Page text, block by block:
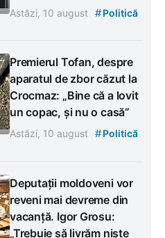
Astăzi, 10 august #Politică
Premierul Tofan, despre
aparatul de zbor căzut la
Crocmaz: „Bine că a lovit
un copac, și nu o casă”
Astăzi, 10 august #Politică
Deputații moldoveni vor
reveni mai devreme din
vacanță. Igor Grosu:
„Trebuie să livrăm niște